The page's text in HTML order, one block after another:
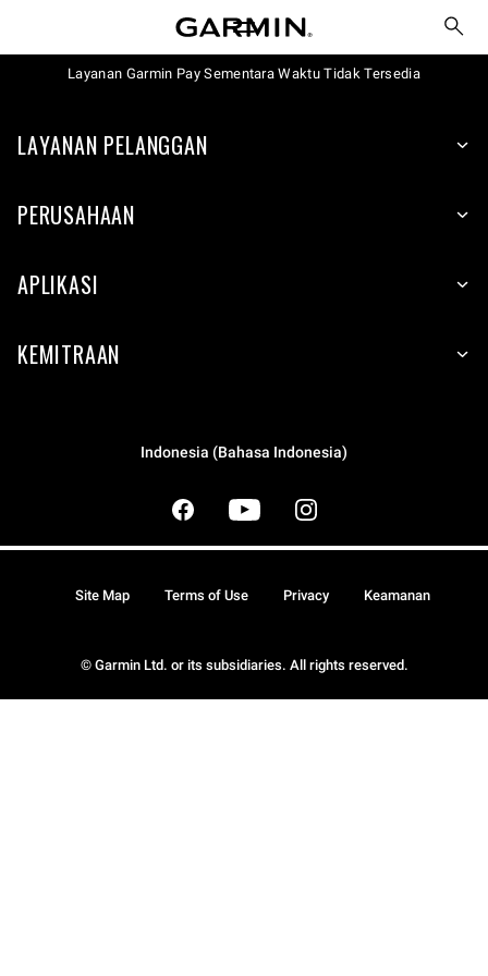
Layanan Garmin Pay Sementara Waktu Tidak Tersedia
LAYANAN PELANGGAN
PERUSAHAAN
APLIKASI
KEMITRAAN
Indonesia (Bahasa Indonesia)
© Garmin Ltd. or its subsidiaries. All rights reserved.
Site Map Terms of Use Privacy Keamanan